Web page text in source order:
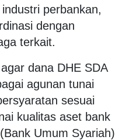
perbankan,
dengan
terkait.
dana DHE SDA
agunan tunai
sesuai
kualitas aset bank
Umum Syariah)